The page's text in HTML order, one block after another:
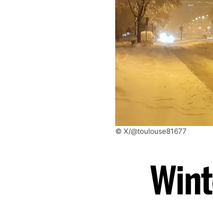
© X/@toulouse81677